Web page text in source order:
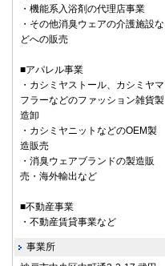
・機能系入浴剤の代理店事業
・その他消臭ウェアの介護施設な
どへの販売
■アパレル事業
・カシミヤストール、カシミヤマ
フラーなどのファッション雑貨製
造卸
・カシミヤニットなどのOEM製
造販売
・消臭ウェアブランドの製造販
売・海外輸出など
■不動産事業
・不動産賃貸事業など
事業所